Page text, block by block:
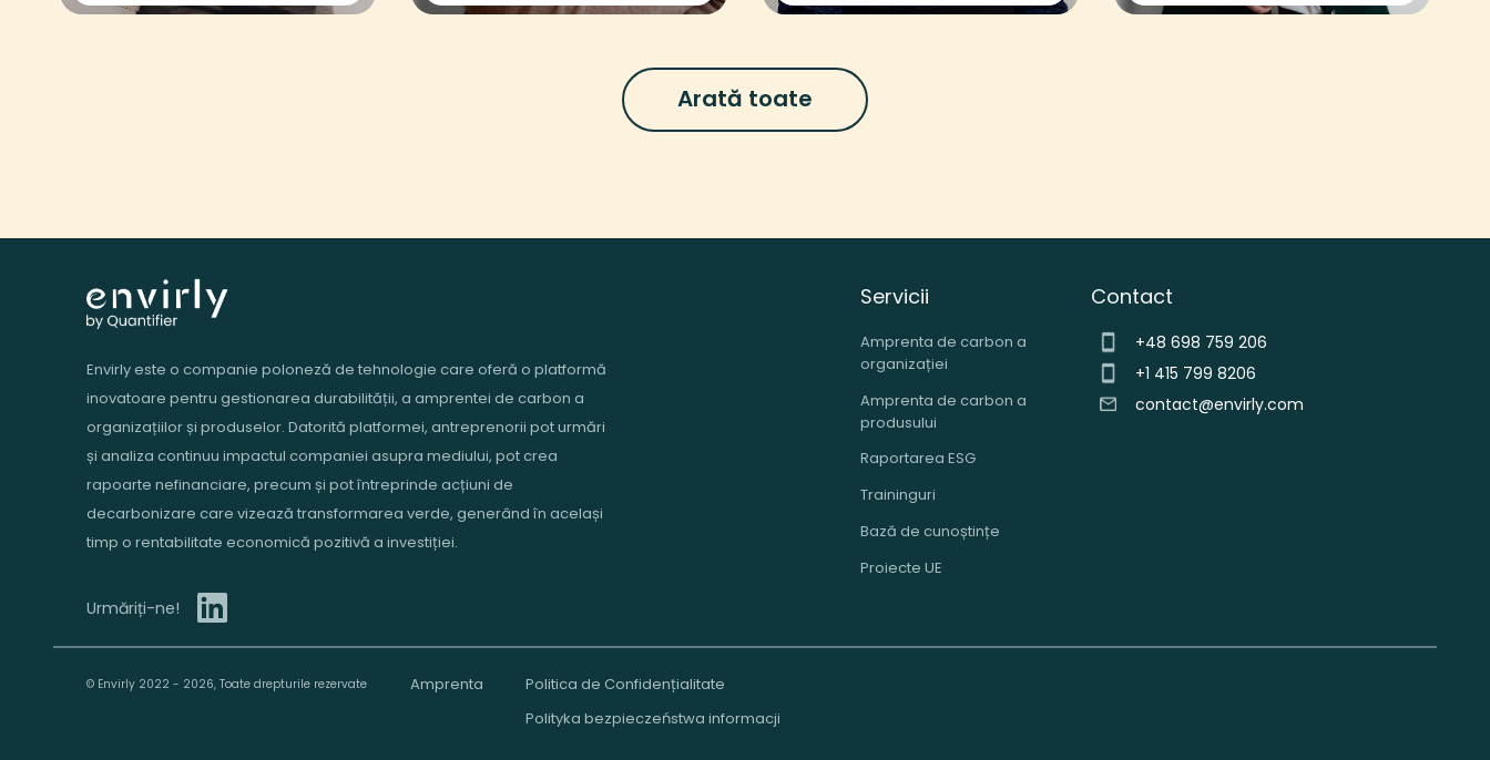
Arată toate
Envirly este o companie poloneză de tehnologie care oferă o platformă
inovatoare pentru gestionarea durabilității, a amprentei de carbon a
organizațiilor și produselor. Datorită platformei, antreprenorii pot urmări
și analiza continuu impactul companiei asupra mediului, pot crea
rapoarte nefinanciare, precum și pot întreprinde acțiuni de
decarbonizare care vizează transformarea verde, generând în același
timp o rentabilitate economică pozitivă a investiției.
Urmăriți-ne!
Servicii
Amprenta de carbon a
organizației
Amprenta de carbon a
produsului
Raportarea ESG
Traininguri
Bază de cunoștințe
Proiecte UE
Contact
+48 698 759 206
+1 415 799 8206
contact@envirly.com
© Envirly 2022 - 2026, Toate drepturile rezervate Amprenta
Politica de Confidențialitate
Polityka bezpieczeństwa informacji